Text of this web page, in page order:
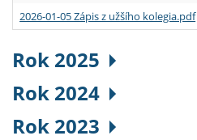
2026-01-05 Zápis z užšího kolegia.pdf
Rok 2025
Rok 2024
Rok 2023